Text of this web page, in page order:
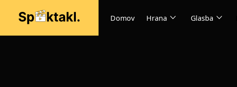
Domov Hrana expand_more Glasba expand_more